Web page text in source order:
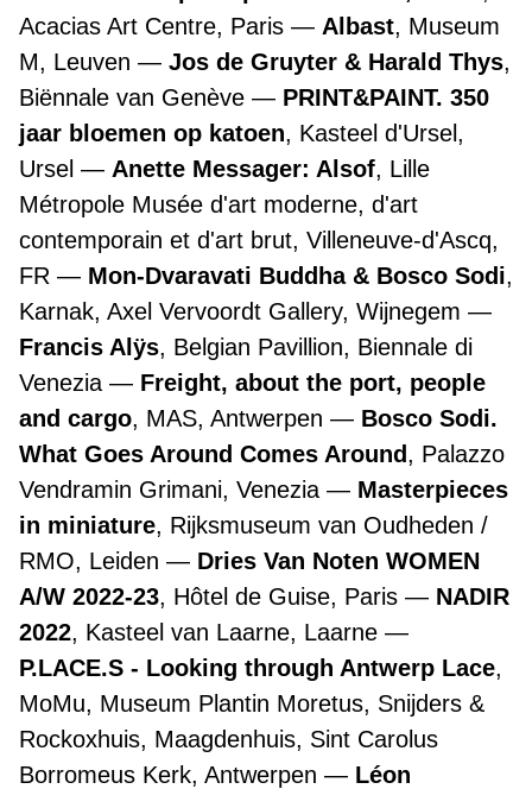
Acacias Art Centre, Paris
Albast, Museum
M, Leuven
Jos de Gruyter & Harald Thys,
Biënnale van Genève
PRINT&PAINT. 350
jaar bloemen op katoen, Kasteel d'Ursel,
Ursel
Anette Messager: Alsof, Lille
Métropole Musée d'art moderne, d'art
contemporain et d'art brut, Villeneuve-d'Ascq,
FR
Mon-Dvaravati Buddha & Bosco Sodi,
Karnak, Axel Vervoordt Gallery, Wijnegem
Francis Alÿs, Belgian Pavillion, Biennale di
Venezia
Freight, about the port, people
and cargo, MAS, Antwerpen
Bosco Sodi.
What Goes Around Comes Around, Palazzo
Vendramin Grimani, Venezia
Masterpieces
in miniature, Rijksmuseum van Oudheden /
RMO, Leiden
Dries Van Noten WOMEN
A/W 2022-23, Hôtel de Guise, Paris
NADIR
2022, Kasteel van Laarne, Laarne
P.LACE.S - Looking through Antwerp Lace,
MoMu, Museum Plantin Moretus, Snijders &
Rockoxhuis, Maagdenhuis, Sint Carolus
Borromeus Kerk, Antwerpen
Léon